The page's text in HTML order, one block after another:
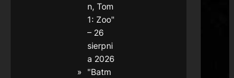
n, Tom
1: Zoo"
– 26
sierpni
a 2026
"Batm